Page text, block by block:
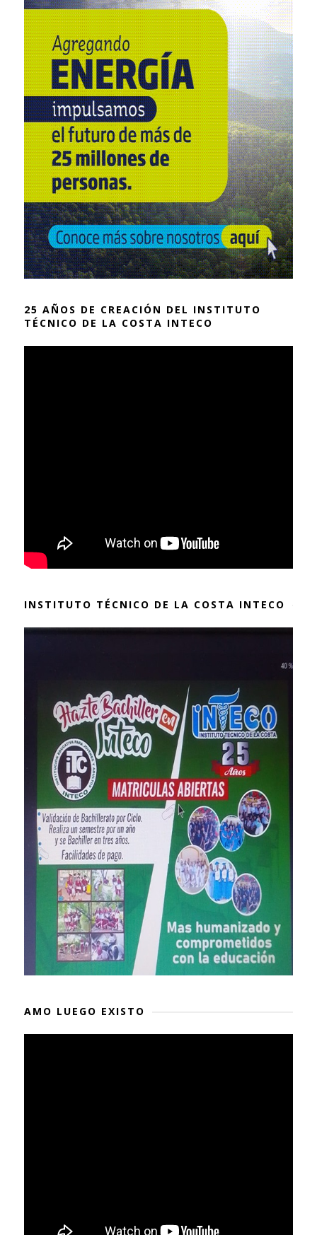
25 AÑOS DE CREACIÓN DEL INSTITUTO
TÉCNICO DE LA COSTA INTECO
INSTITUTO TÉCNICO DE LA COSTA INTECO
AMO LUEGO EXISTO